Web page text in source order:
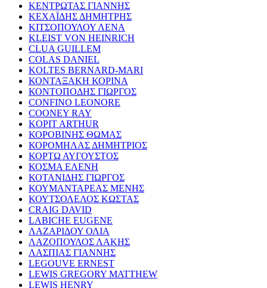
ΚΕΝΤΡΩΤΑΣ ΓΙΑΝΝΗΣ
ΚΕΧΑΪΔΗΣ ΔΗΜΗΤΡΗΣ
ΚΙΤΣΟΠΟΥΛΟΥ ΛΕΝΑ
KLEIST VON HEINRICH
CLUA GUILLEM
COLAS DANIEL
KOLTES BERNARD-MARI
ΚΟΝΤΑΞΑΚΗ ΚΟΡΙΝΑ
ΚΟΝΤΟΠΟΔΗΣ ΓΙΩΡΓΟΣ
CONFINO LEONORE
COONEY RAY
KOPIT ARTHUR
ΚΟΡΟΒΙΝΗΣ ΘΩΜΑΣ
ΚΟΡΟΜΗΛΑΣ ΔΗΜΗΤΡΙΟΣ
ΚΟΡΤΩ ΑΥΓΟΥΣΤΟΣ
ΚΟΣΜΑ ΕΛΕΝΗ
ΚΟΤΑΝΙΔΗΣ ΓΙΩΡΓΟΣ
ΚΟΥΜΑΝΤΑΡΕΑΣ ΜΕΝΗΣ
ΚΟΥΤΣΟΛΕΛΟΣ ΚΩΣΤΑΣ
CRAIG DAVID
LABICHE EUGENE
ΛΑΖΑΡΙΔΟΥ ΟΛΙΑ
ΛΑΖΟΠΟΥΛΟΣ ΛΑΚΗΣ
ΛΑΣΠΙΑΣ ΓΙΑΝΝΗΣ
LEGOUVE ERNEST
LEWIS GREGORY MATTHEW
LEWIS HENRY